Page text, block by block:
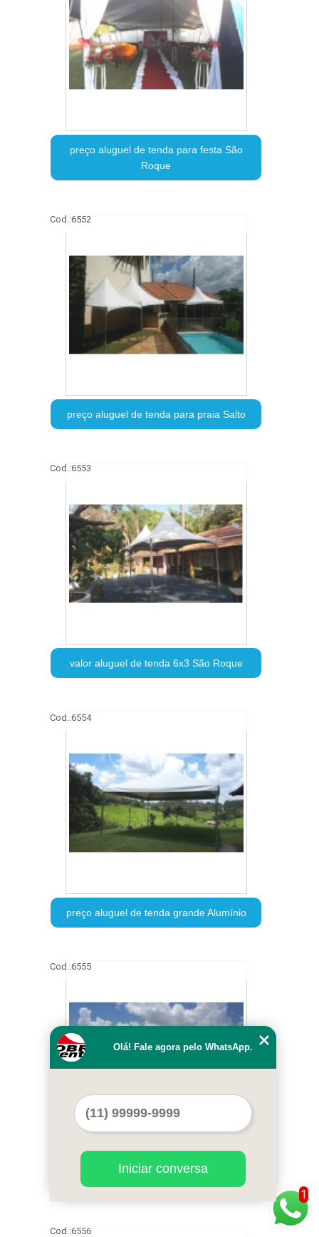
preço aluguel de tenda para festa São
Roque
Cod.:6552
preço aluguel de tenda para praia Salto
Cod.:6553
valor aluguel de tenda 6x3 São Roque
Cod.:6554
preço aluguel de tenda grande Alumínio
Cod.:6555
aluguel de tendas e lonas valor Araçoiaba
Cod.:6556
1
Olá! Fale agora pelo WhatsApp.
Iniciar conversa